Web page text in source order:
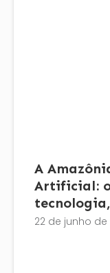
A
Artificial:
22 de junho de